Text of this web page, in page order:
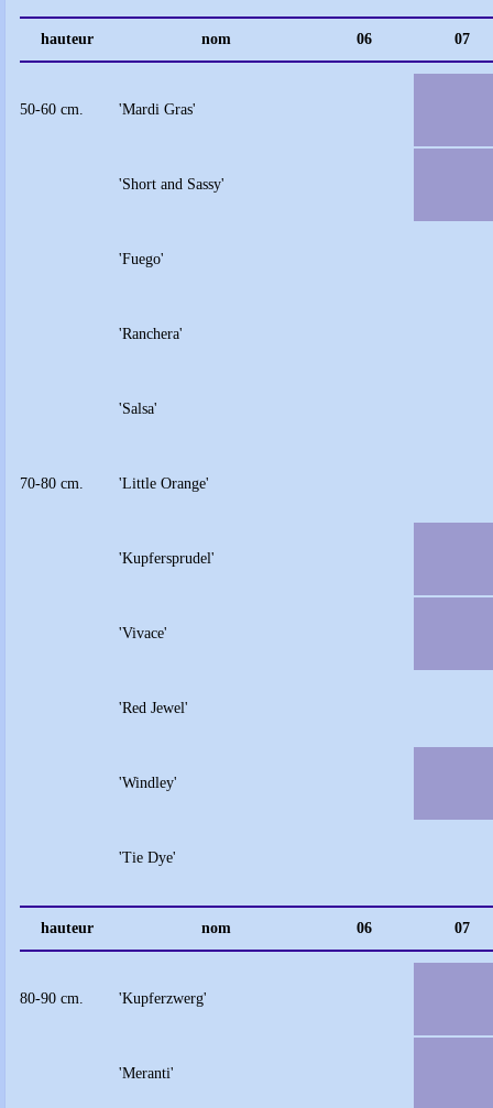
hauteur nom 06 07
50-60 cm. 'Mardi Gras'
'Short and Sassy'
'Fuego'
'Ranchera'
'Salsa'
70-80 cm. 'Little Orange'
'Kupfersprudel'
'Vivace'
'Red Jewel'
'Windley'
'Tie Dye'
hauteur nom 06 07
80-90 cm. 'Kupferzwerg'
'Meranti'